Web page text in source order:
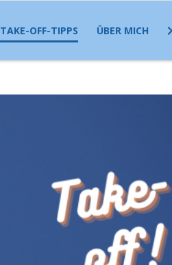
TAKE-OFF-TIPPS ÜBER MICH